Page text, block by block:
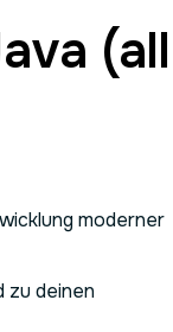
(all
moderner
zu deinen